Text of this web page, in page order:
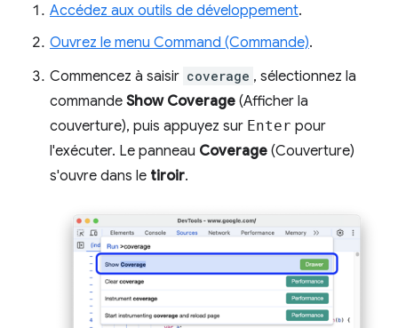
Accédez aux outils de développement.
Ouvrez le menu Command (Commande).
Commencez à saisir coverage , sélectionnez la
commande Show Coverage (Afficher la
couverture), puis appuyez sur Enter pour
l'exécuter. Le panneau Coverage (Couverture)
s'ouvre dans le tiroir.